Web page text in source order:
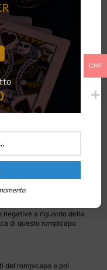
economici ed Eco-
e diverso dai rompicapi già
negative a riguardo della
di questo rompicapo
del rompicapo e poi
CHF